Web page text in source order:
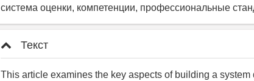
система оценки, компетенции, профессиональные
Текст
This article examines the key aspects of building a